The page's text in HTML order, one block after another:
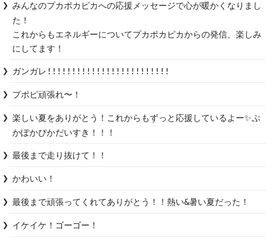
みんなのプカポカピカへの応援メッセージで心が暖かくなりまし
た！
これからもエネルギーについてプカポカピカからの発信、楽しみ
にしてます！
ガンガレ!!!!!!!!!!!!!!!!!!!!!!!!!
プポピ頑張れ〜！
楽しい夏をありがとう！これからもずっと応援しているよー✨ぷ
かぽかぴかだいすき！！！
最後まで走り抜けて！！
かわいい！
最後まで頑張ってくれてありがとう！！熱い&暑い夏だった！
イケイケ！ゴーゴー！